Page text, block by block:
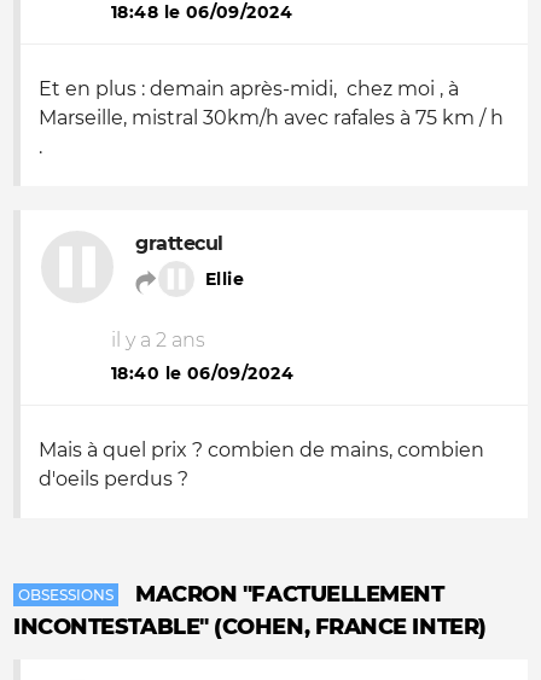
18:48 le 06/09/2024
Et en plus : demain après-midi, chez moi , à
Marseille, mistral 30km/h avec rafales à 75 km / h
.
grattecul
Ellie
il y a 2 ans
18:40 le 06/09/2024
Mais à quel prix ? combien de mains, combien
d'oeils perdus ?
OBSESSIONS
MACRON "FACTUELLEMENT
INCONTESTABLE" (COHEN, FRANCE INTER)